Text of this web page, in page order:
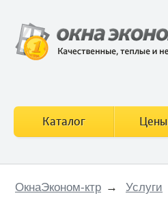
ОкнаЭконом-ктр → Услуги
Каталог Цены